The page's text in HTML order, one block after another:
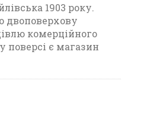
1903 року.
двоповерхову
комерційного
є магазин